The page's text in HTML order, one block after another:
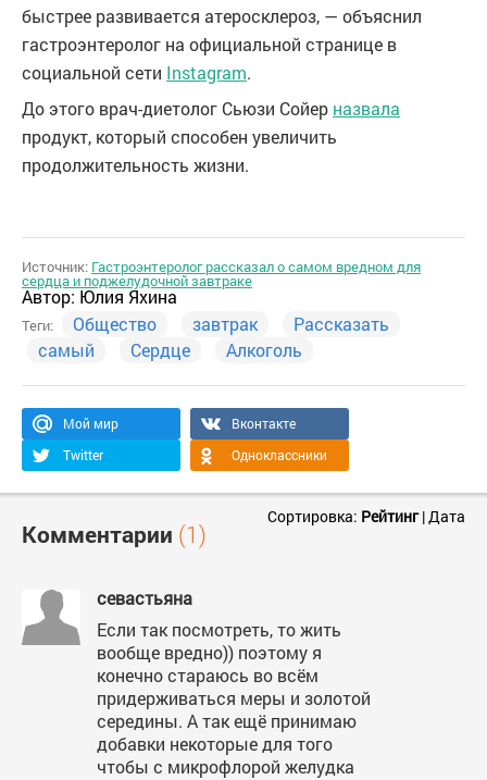
быстрее развивается атеросклероз, — объяснил
гастроэнтеролог на официальной странице в
социальной сети Instagram.
До этого врач-диетолог Сьюзи Сойер назвала
продукт, который способен увеличить
продолжительность жизни.
Источник: Гастроэнтеролог рассказал о самом вредном для
сердца и поджелудочной завтраке
Автор:Юлия Яхина
Теги: Общество завтрак
Рассказать
самый
Сердце Алкоголь
Мой мир
Вконтакте
Twitter
Одноклассники
Комментарии (1)
Сортировка: Рейтинг|Дата
севастьяна
Если так посмотреть, то жить
вообще вредно)) поэтому я
конечно стараюсь во всём
придерживаться меры и золотой
середины. А так ещё принимаю
добавки некоторые для того
чтобы с микрофлорой желудка